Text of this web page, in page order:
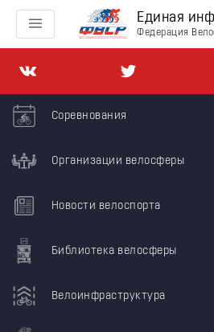
Единая
Федерация
Соревнования
Организации велосферы
Новости велоспорта
Библиотека велосферы
Велоинфраструктура